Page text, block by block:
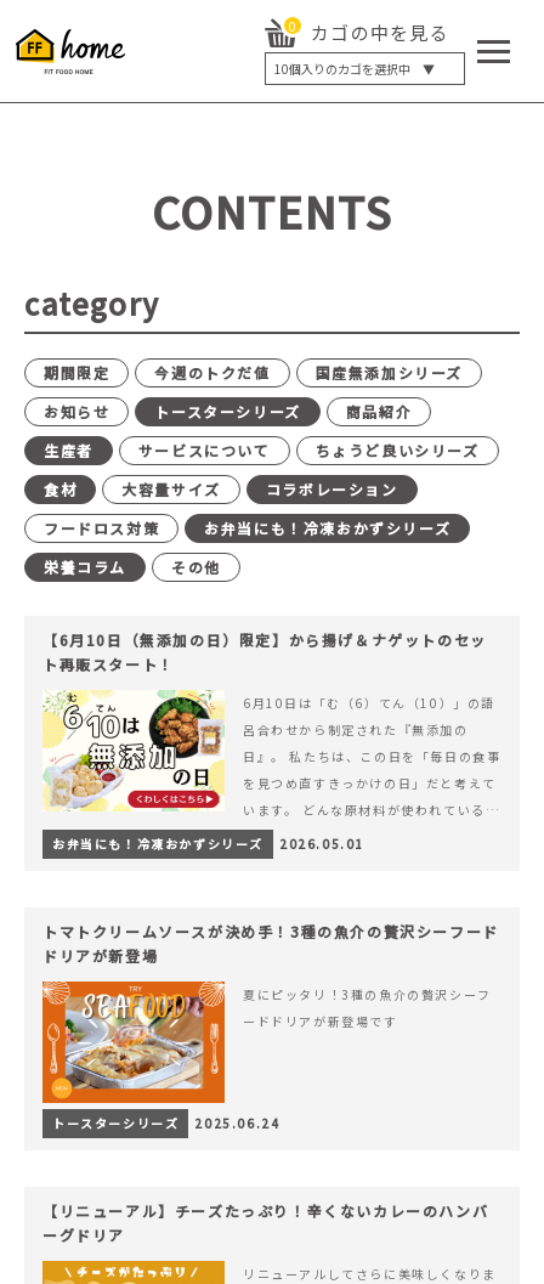
0 カゴの中を見る
10個入りのカゴを選択中 ▼
5個入り
20個入り
最大12%OFF
CONTENTS
category
期間限定 今週のトクだ値
国産無添加シリーズ
お知らせ
トースターシリーズ
商品紹介
生産者
サービスについて
ちょうど良いシリーズ
食材
大容量サイズ
コラボレーション
フードロス対策
お弁当にも！冷凍おかずシリーズ
栄養コラム
その他
【6月10日（無添加の日）限定】から揚げ＆ナゲットのセッ
ト再販スタート！
6月10日は「む（6）てん（10）」の語
呂合わせから制定された『無添加の
日』。 私たちは、この日を「毎日の食事
を見つめ直すきっかけの日」だと考えて
います。 どんな原材料が使われているの
か。 どのようにつくられているのか。&
hellip; 続きを読む 【6月10日（無添加
お弁当にも！冷凍おかずシリーズ 2026.05.01
トマトクリームソースが決め手！3種の魚介の贅沢シーフード
ドリアが新登場
夏にピッタリ！3種の魚介の贅沢シーフ
ードドリアが新登場です
トースターシリーズ 2025.06.24
【リニューアル】チーズたっぷり！辛くないカレーのハンバ
ーグドリア
リニューアルしてさらに美味しくなりま